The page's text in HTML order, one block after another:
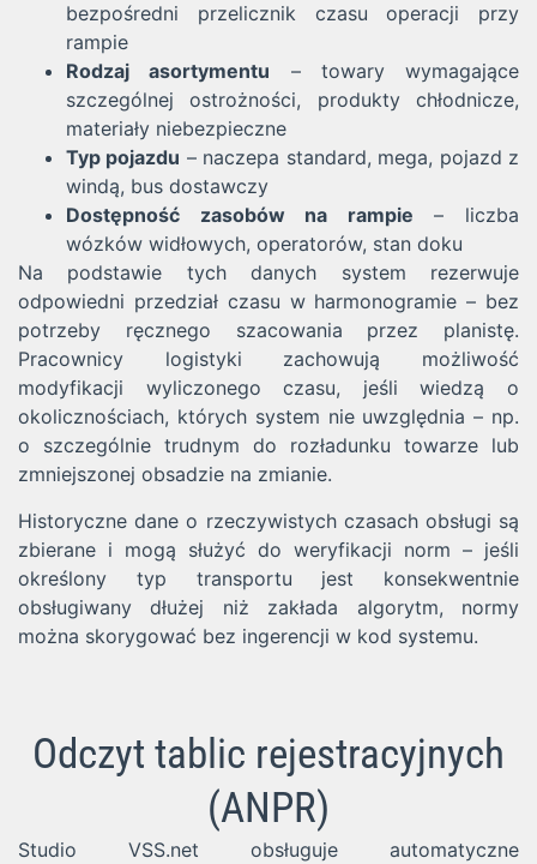
bezpośredni przelicznik czasu operacji przy
rampie
Rodzaj asortymentu – towary wymagające
szczególnej ostrożności, produkty chłodnicze,
materiały niebezpieczne
Typ pojazdu – naczepa standard, mega, pojazd z
windą, bus dostawczy
Dostępność zasobów na rampie – liczba
wózków widłowych, operatorów, stan doku
Na podstawie tych danych system rezerwuje
odpowiedni przedział czasu w harmonogramie – bez
potrzeby ręcznego szacowania przez planistę.
Pracownicy logistyki zachowują możliwość
modyfikacji wyliczonego czasu, jeśli wiedzą o
okolicznościach, których system nie uwzględnia – np.
o szczególnie trudnym do rozładunku towarze lub
zmniejszonej obsadzie na zmianie.
Historyczne dane o rzeczywistych czasach obsługi są
zbierane i mogą służyć do weryfikacji norm – jeśli
określony typ transportu jest konsekwentnie
obsługiwany dłużej niż zakłada algorytm, normy
można skorygować bez ingerencji w kod systemu.
Odczyt tablic rejestracyjnych
(ANPR)
Studio VSS.net obsługuje automatyczne